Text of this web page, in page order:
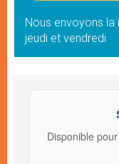
Nous envoyons la
jeudi et vendredi
Disponible